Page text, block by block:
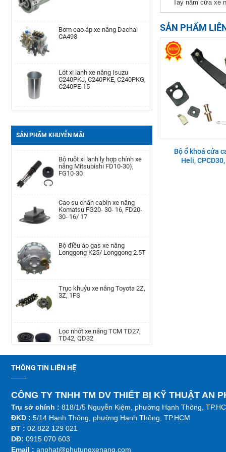
CA498
C240PKJ, C240PKE, C240PKG,
C240PE-15
FB20-30EX8-11
100 * 40 * 1220
7 TEU FB30
TD42, QD32|AP-A-152-
00002077
TEU/FD20-30/490
LH | AP-F36A4-00002010
Bánh răng trục chân thắng xe
Trụ khung cabin xe nâng Tcm,
FD20~30T3CD/CS-A
SẢN PHẨM KHUYỄN MÃI
Phớt may ơ bánh trước xe nâng
Komatsu Kom. FD20-
30/-11/-12/-14/-15/-16/-17,FG20-
Cảm biến lọc dầu xe nâng TCM
TD27, QD32
18T12, FG20-30N5
nâng Mitsubishi FD10-30),
FG10-30
Komatsu FG20- 30- 16, FD20-
30- 16/ 17
Longgong K25/ Longgong 2.5T
Trục khuỷu xe nâng Toyota 2Z,
3Z, 1FS
TD42, QD32
Kim phun xe nâng Hyundai
Bánh đà xe nâng TCM H20-2/
FG20-30N5, C6 MTM
Tay nắm cửa xe
SẢN PHẨM
Bộ ổ khoá cửa
Heli,
THÔNG TIN LIÊN HỆ
CÔNG TY TNHH TM DV THIẾT BỊ KỸ THUẬT AN
Trụ sở chính : 818/1/5 Nguyễn Kiệm, phường Hạnh Thông,
ĐKD : 5/14 Hạnh Thông, phường Hạnh Thông, TP.HCM
ĐT : 02 822 129 021
DĐ: 0915 070 603
Email : anphat@phutungxenang.com